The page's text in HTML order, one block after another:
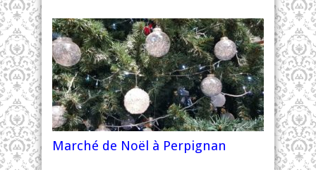
Marché de Noël à Perpignan